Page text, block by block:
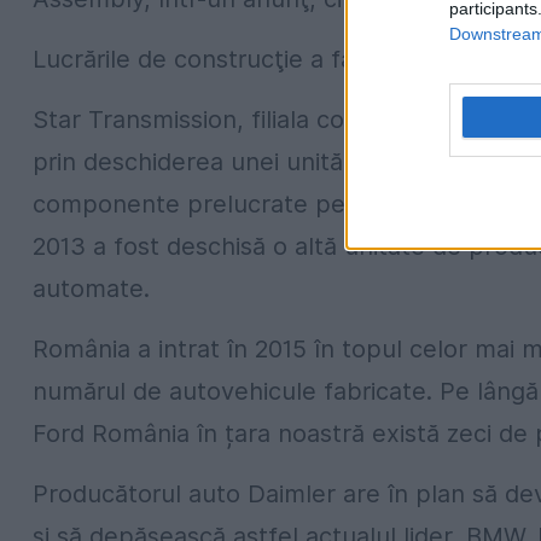
Lucrările de construcţie a fabricii au început
Star Transmission, filiala concernului
prin deschiderea unei unităţi de producţie
componente prelucrate pentru motoare,
2013 a fost deschisă o altă unitate de
automate.
România a intrat în 2015 în topul celor mai
numărul de autovehicule fabricate. Pe
Ford România în țara noastră există zeci
Producătorul auto Daimler are în plan să